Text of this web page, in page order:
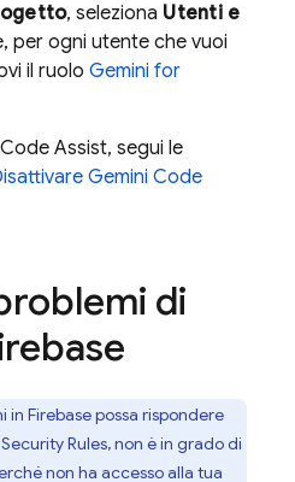
, seleziona Utenti e
per ogni utente che vuoi
il ruolo Gemini for
Assist, segui le
Gemini Code
di
inFirebasepossa rispondere
Rules, non è in grado di
non ha accesso alla tua